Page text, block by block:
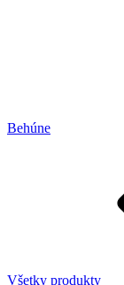
Behúne
Všetky produkty